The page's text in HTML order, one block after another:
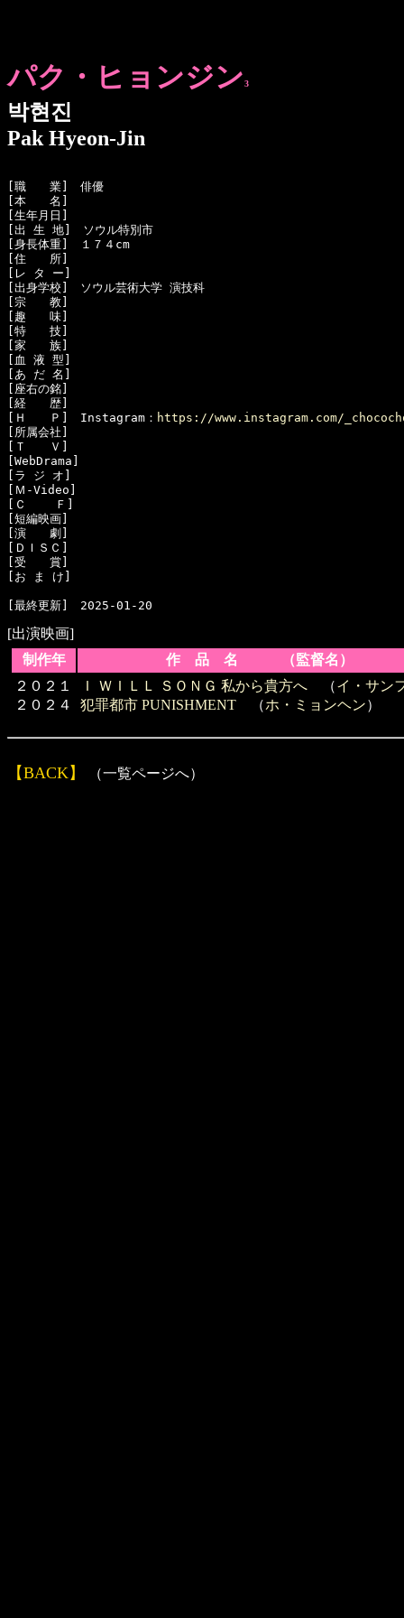
パク・ヒョンジン3
박현진
Pak Hyeon-Jin
[職　　業]　俳優
[本　　名]
[生年月日]
[出 生 地]　ソウル特別市
[身長体重]　１７４cm
[住　　所]
[レ タ ー]
[出身学校]　ソウル芸術大学 演技科
[宗　　教]
[趣　　味]
[特　　技]
[家　　族]
[血 液 型]
[あ だ 名]
[座右の銘]
[経　　歴]
[Ｈ　　Ｐ]　Instagram： https://www.instagram.com/
[所属会社]
[Ｔ　　Ｖ]
[WebDrama]
[ラ ジ オ]
[Ｍ-Video]
[Ｃ    Ｆ]
[短編映画]
[演　　劇]
[ＤＩＳＣ]
[受　　賞]
[お ま け]
[出演映画]
制作年
作 品 名 （監督名）
２０２１
２０２４
Ｉ ＷＩＬＬ ＳＯＮＧ 私から貴方へ （イ・サン
犯罪都市 PUNISHMENT （ホ・ミョンヘン）
【BACK】 （一覧ページへ）